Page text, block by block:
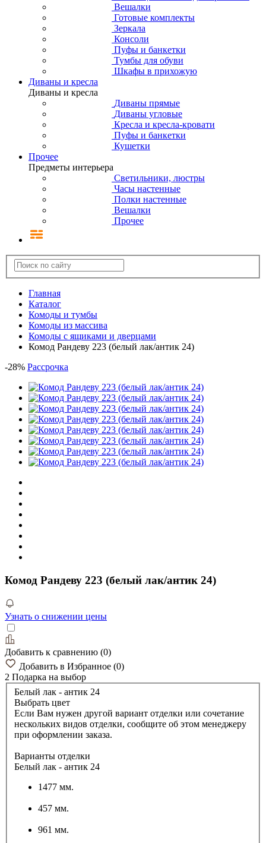
Вешалки
Готовые комплекты
Зеркала
Консоли
Пуфы и банкетки
Тумбы для обуви
Шкафы в прихожую
Диваны и кресла
Диваны и кресла
Диваны прямые
Диваны угловые
Кресла и кресла-кровати
Пуфы и банкетки
Кушетки
Прочее
Предметы интерьера
Светильники, люстры
Часы настенные
Полки настенные
Вешалки
Прочее
Главная
Каталог
Комоды и тумбы
Комоды из массива
Комоды с ящиками и дверцами
Комод Рандеву 223 (белый лак/антик 24)
-28% Рассрочка
Комод Рандеву 223 (белый лак/антик 24)
Узнать о снижении цены
Добавить к сравнению (0)
Добавить в Избранное (0)
2 Подарка на выбор
Белый лак - антик 24
Выбрать цвет
Если Вам нужен другой вариант отделки или сочетание
нескольких видов отделки, сообщите об этом менеджеру
при оформлении заказа.
Варианты отделки
Белый лак - антик 24
1477 мм.
457 мм.
961 мм.